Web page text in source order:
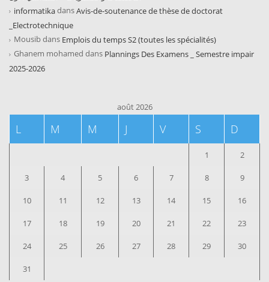
informatikadansAvis-de-soutenance de thèse de doctorat
_Electrotechnique
Mousibdans Emplois du temps S2 (toutes les spécialités)
Ghanem mohamed dans Plannings Des Examens _ Semestre impair
2025-2026
août 2026
L M M J V S D
1 2
3 4 5 6 7 8 9
10 11 12 13 14 15 16
17 18 19 20 21 22 23
24 25 26 27 28 29 30
31